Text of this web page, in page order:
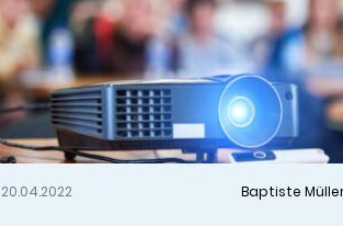
20.04.2022 Baptiste